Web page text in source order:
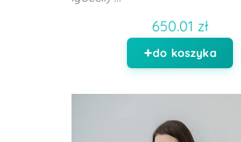
650.01 zł
do koszyka